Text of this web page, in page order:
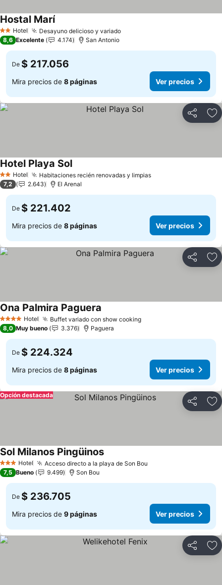
2 Estrellas
Hotel Desayuno delicioso y variadoVer precios
Hostal MaríVer precios
8,6 Excelente 4.174 San Antonio
De $ 217.056
Mira precios de 8 páginas Ver precios
Compartir
2 Estrellas
Hotel Habitaciones recién renovadas y limpiasVer precios
Hotel Playa SolVer precios
7,2 2.643 El Arenal
De $ 221.402
Mira precios de 8 páginas Ver precios
Compartir
4 EstrellasHotel Buffet variado con show cookingVer precios
Ona Palmira Paguera
8,0 Muy bueno 3.376 Paguera
De $ 224.324
Mira precios de 8 páginas Ver precios
Compartir
Opción destacada
3 Estrellas
Hotel Acceso directo a la playa de Son Bou
Sol Milanos PingüinosVer precios
7,5 Bueno 9.499 Son Bou
De $ 236.705
Mira precios de 9 páginas Ver precios
Compartir